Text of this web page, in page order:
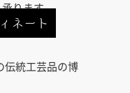
ネート
ります。
伝統工芸品の博